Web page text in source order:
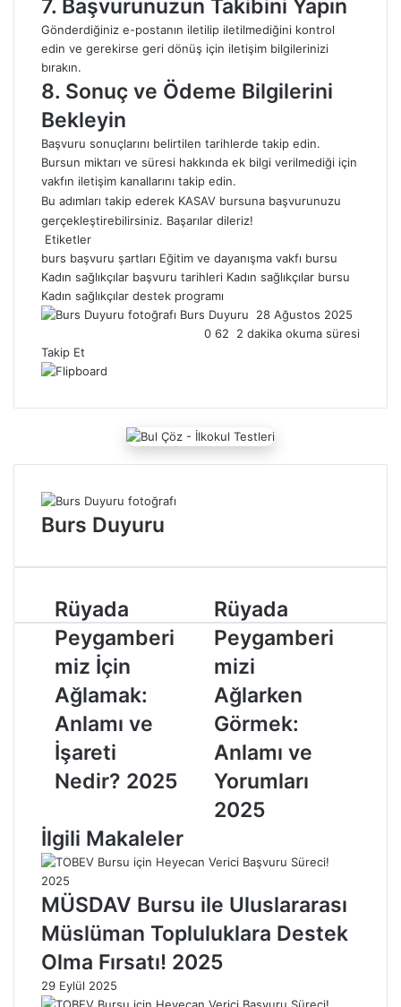
7. Başvurunuzun Takibini Yapın
Gönderdiğiniz e-postanın iletilip iletilmediğini kontrol
edin ve gerekirse geri dönüş için iletişim bilgilerinizi
bırakın.
8. Sonuç ve Ödeme Bilgilerini
Bekleyin
Başvuru sonuçlarını belirtilen tarihlerde takip edin.
Bursun miktarı ve süresi hakkında ek bilgi verilmediği için
vakfın iletişim kanallarını takip edin.
Bu adımları takip ederek KASAV bursuna başvurunuzu
gerçekleştirebilirsiniz. Başarılar dileriz!
Etiketler
burs başvuru şartları Eğitim ve dayanışma vakfı bursu
Kadın sağlıkçılar başvuru tarihleri Kadın sağlıkçılar bursu
Kadın sağlıkçılar destek programı
Burs Duyuru
B
i
p
s
t
m
e
k
28 Ağustos 2025
0 62
2 dakika okuma süresi
Takip Et
Burs Duyuru
R
ü
y
a
a
P
e
g
a
e
r
i
m
i
z
İ
ç
i
Rüyada
Peygamberi
miz İçin
Ağlamak:
Anlamı ve
İşareti
Nedir? 2025
R
ü
y
a
a
P
e
y
g
a
m
r
m
z
i
ğ
Rüyada
Peygamberi
mizi
Ağlarken
Görmek:
Anlamı ve
Yorumları
2025
İlgili Makaleler
MÜSDAV Bursu ile Uluslararası
Müslüman Topluluklara Destek
Olma Fırsatı! 2025
29 Eylül 2025